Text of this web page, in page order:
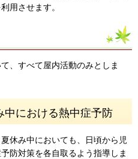
用させます。
、すべて屋内活動のみとしま
中における熱中症予防
休み中においても、日頃から児
防対策を各自取るよう指導しま